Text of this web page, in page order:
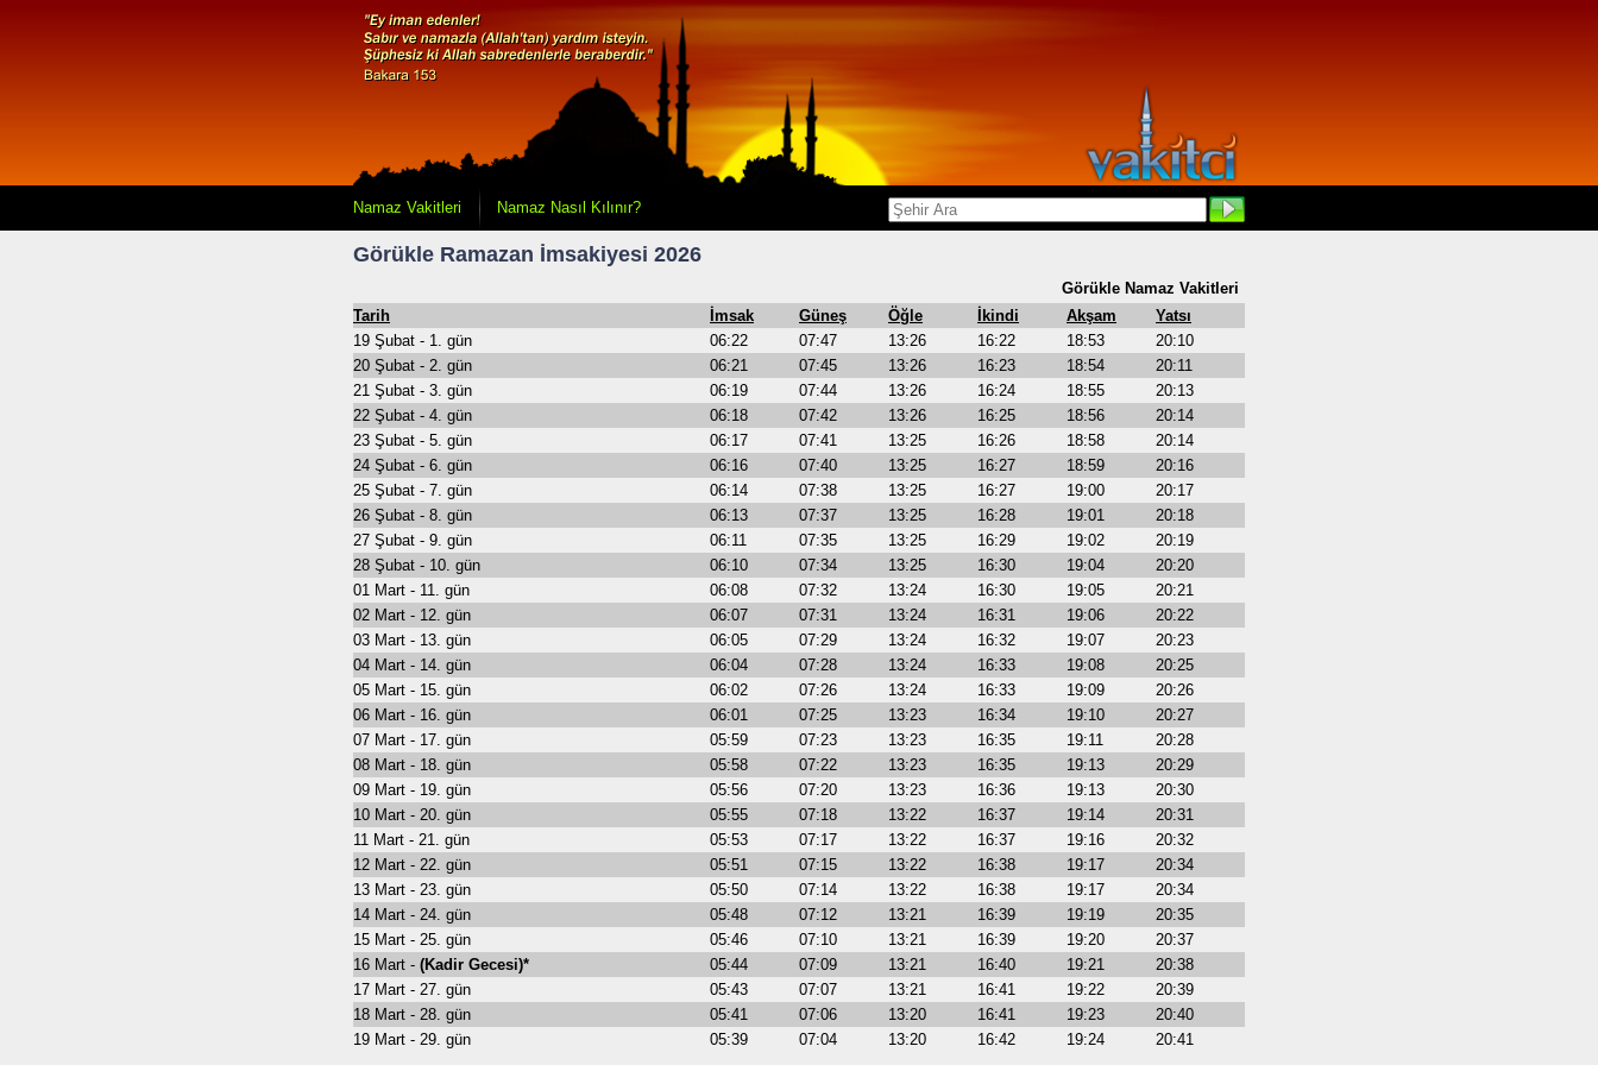
Namaz Vakitleri Namaz Nasıl Kılınır?
Görükle Ramazan İmsakiyesi 2026
Görükle Namaz Vakitleri
Tarih
İmsak Güneş Öğle İkindi Akşam
Yatsı
19 Şubat - 1. gün
06:22 07:47 13:26 16:22 18:53
20:10
20 Şubat - 2. gün
06:21 07:45 13:26 16:23 18:54
20:11
21 Şubat - 3. gün
06:19 07:44 13:26 16:24 18:55
20:13
22 Şubat - 4. gün
06:18 07:42 13:26 16:25 18:56
20:14
23 Şubat - 5. gün
06:17 07:41 13:25 16:26 18:58
20:14
24 Şubat - 6. gün
06:16 07:40 13:25 16:27 18:59
20:16
25 Şubat - 7. gün
06:14 07:38 13:25 16:27 19:00
20:17
26 Şubat - 8. gün
06:13 07:37 13:25 16:28 19:01
20:18
27 Şubat - 9. gün
06:11 07:35 13:25 16:29 19:02
20:19
28 Şubat - 10. gün
06:10 07:34 13:25 16:30 19:04
20:20
01 Mart - 11. gün
06:08 07:32 13:24 16:30 19:05
20:21
02 Mart - 12. gün
06:07 07:31 13:24 16:31 19:06
20:22
03 Mart - 13. gün
06:05 07:29 13:24 16:32 19:07
20:23
04 Mart - 14. gün
06:04 07:28 13:24 16:33 19:08
20:25
05 Mart - 15. gün
06:02 07:26 13:24 16:33 19:09
20:26
06 Mart - 16. gün
06:01 07:25 13:23 16:34 19:10
20:27
07 Mart - 17. gün
05:59 07:23 13:23 16:35 19:11
20:28
08 Mart - 18. gün
05:58 07:22 13:23 16:35 19:13
20:29
09 Mart - 19. gün
05:56 07:20 13:23 16:36 19:13
20:30
10 Mart - 20. gün
05:55 07:18 13:22 16:37 19:14
20:31
11 Mart - 21. gün
05:53 07:17 13:22 16:37 19:16
20:32
12 Mart - 22. gün
05:51 07:15 13:22 16:38 19:17
20:34
13 Mart - 23. gün
05:50 07:14 13:22 16:38 19:17
20:34
14 Mart - 24. gün
05:48 07:12 13:21 16:39 19:19
20:35
15 Mart - 25. gün
05:46 07:10 13:21 16:39 19:20
20:37
16 Mart - (Kadir Gecesi)* 05:44 07:09 13:21 16:40 19:21
20:38
17 Mart - 27. gün
05:43 07:07 13:21 16:41 19:22
20:39
18 Mart - 28. gün
05:41 07:06 13:20 16:41 19:23
20:40
19 Mart - 29. gün
05:39 07:04 13:20 16:42 19:24 20:41